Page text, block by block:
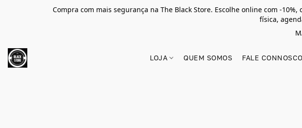
Compra com mais segurança na The Black Store. Escolhe online com -
física,
LOJA QUEM SOMOS FALE CONNOSCO